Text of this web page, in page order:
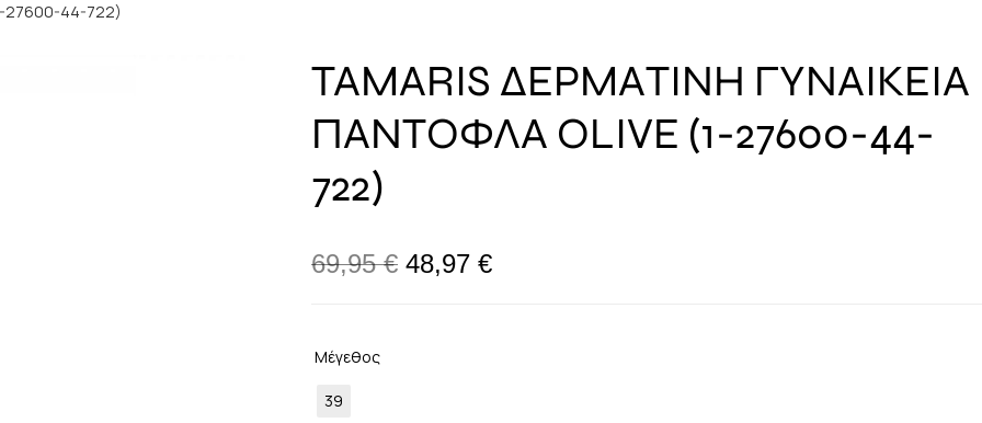
27600-44-722)
TAMARIS ΔΕΡΜΑΤΙΝΗ ΓΥΝΑΙΚΕΙΑ
ΠΑΝΤΟΦΛΑ OLIVE (1-27600-44-
722)
69,95€ 48,97 €
Μέγεθος
39